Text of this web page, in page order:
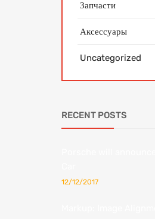
Запчасти
Аксессуары
Uncategorized
RECENT POSTS
12/12/2017